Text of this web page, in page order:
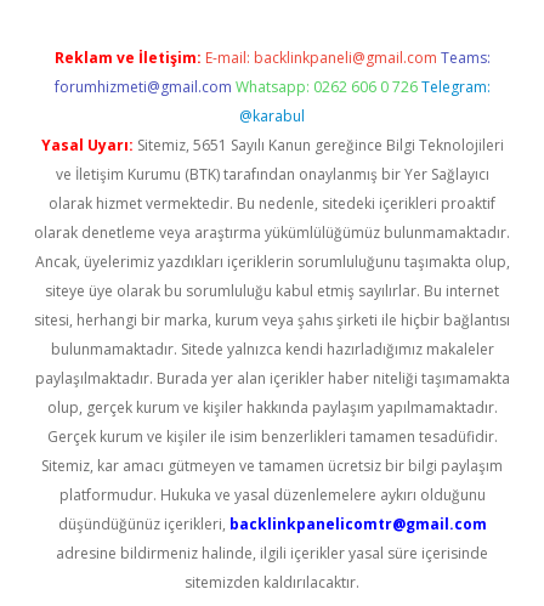
Reklam ve İletişim: E-mail: backlinkpaneli@gmail.com Teams:
forumhizmeti@gmail.com Whatsapp: 0262 606 0 726 Telegram:
@karabul
Yasal Uyarı: Sitemiz, 5651 Sayılı Kanun gereğince Bilgi Teknolojileri
ve İletişim Kurumu (BTK) tarafından onaylanmış bir Yer Sağlayıcı
olarak hizmet vermektedir. Bu nedenle, sitedeki içerikleri proaktif
olarak denetleme veya araştırma yükümlülüğümüz bulunmamaktadır.
Ancak, üyelerimiz yazdıkları içeriklerin sorumluluğunu taşımakta olup,
siteye üye olarak bu sorumluluğu kabul etmiş sayılırlar. Bu internet
sitesi, herhangi bir marka, kurum veya şahıs şirketi ile hiçbir bağlantısı
bulunmamaktadır. Sitede yalnızca kendi hazırladığımız makaleler
paylaşılmaktadır. Burada yer alan içerikler haber niteliği taşımamakta
olup, gerçek kurum ve kişiler hakkında paylaşım yapılmamaktadır.
Gerçek kurum ve kişiler ile isim benzerlikleri tamamen tesadüfidir.
Sitemiz, kar amacı gütmeyen ve tamamen ücretsiz bir bilgi paylaşım
platformudur. Hukuka ve yasal düzenlemelere aykırı olduğunu
düşündüğünüz içerikleri, backlinkpanelicomtr@gmail.com
adresine bildirmeniz halinde, ilgili içerikler yasal süre içerisinde
sitemizden kaldırılacaktır.